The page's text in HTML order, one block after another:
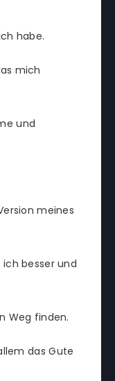
habe.
mich
und
meines
besser und
Weg finden.
das Gute